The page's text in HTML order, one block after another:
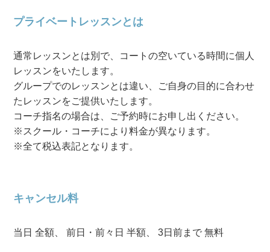
プライベートレッスンとは
通常レッスンとは別で、コートの空いている時間に個人
レッスンをいたします。
グループでのレッスンとは違い、ご自身の目的に合わせ
たレッスンをご提供いたします。
コーチ指名の場合は、ご予約時にお申し出ください。
※スクール・コーチにより料金が異なります。
※全て税込表記となります。
キャンセル料
当日 全額、 前日・前々日 半額、 3日前まで 無料